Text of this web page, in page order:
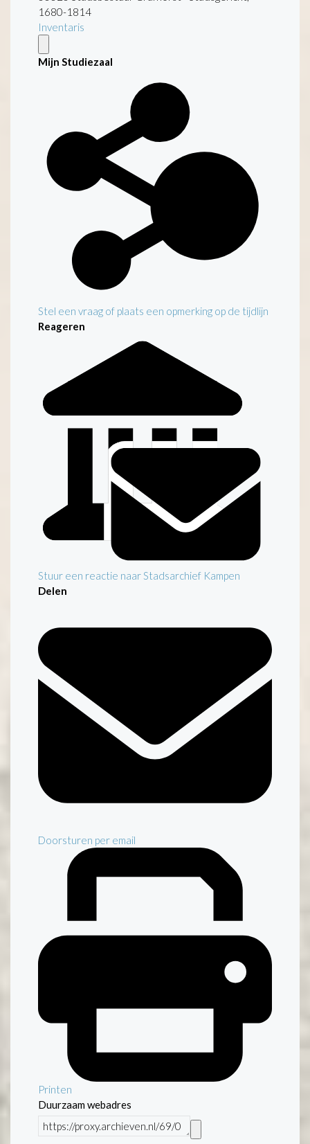
1680-1814
Inventaris
Mijn Studiezaal
Stel een vraag of plaats een opmerking op de tijdlijn
Reageren
Stuur een reactie naar Stadsarchief Kampen
Delen
Doorsturen per email
Printen
Duurzaam webadres